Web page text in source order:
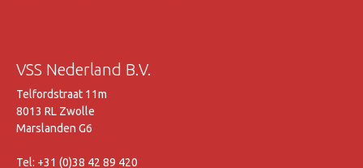
VSS Nederland B.V.
Telfordstraat 11m
8013 RL Zwolle
Marslanden G6
Tel: +31 (0)38 42 89 420